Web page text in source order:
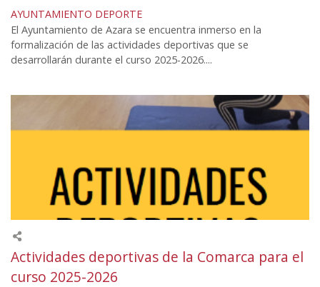
AYUNTAMIENTO DEPORTE
El Ayuntamiento de Azara se encuentra inmerso en la
formalización de las actividades deportivas que se
desarrollarán durante el curso 2025-2026....
Actividades deportivas de la Comarca para el
curso 2025-2026